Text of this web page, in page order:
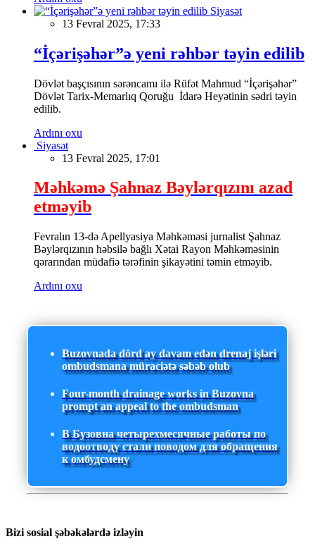
Siyasət
13 Fevral 2025, 17:33
“İçərişəhər”ə yeni rəhbər təyin edilib
Dövlət başçısının sərəncamı ilə Rüfət Mahmud “İçərişəhər”
Dövlət Tarix-Memarlıq Qoruğu İdarə Heyətinin sədri təyin
edilib.
Ardını oxu
Siyasət
13 Fevral 2025, 17:01
Məhkəmə Şahnaz Bəylərqızını azad
etməyib
Fevralın 13-də Apellyasiya Məhkəməsi jurnalist Şahnaz
Bəylərqızının həbsilə bağlı Xətai Rayon Məhkəməsinin
qərarından müdafiə tərəfinin şikayətini təmin etməyib.
Ardını oxu
Buzovnada dörd ay davam edən drenaj işləri
ombudsmana müraciətə səbəb olub
Four-month drainage works in Buzovna
prompt an appeal to the ombudsman
В Бузовна четырехмесячные работы по
водоотводу стали поводом для обращения
к омбудсмену
Bizi sosial şəbəkələrdə izləyin